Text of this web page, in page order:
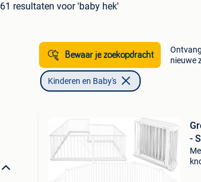
61 resultaten voor 'baby hek'
Bewaar je zoekopdracht
nieuwe
Kinderen en Baby's
-